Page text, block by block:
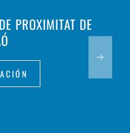
PROXIMITAT DE